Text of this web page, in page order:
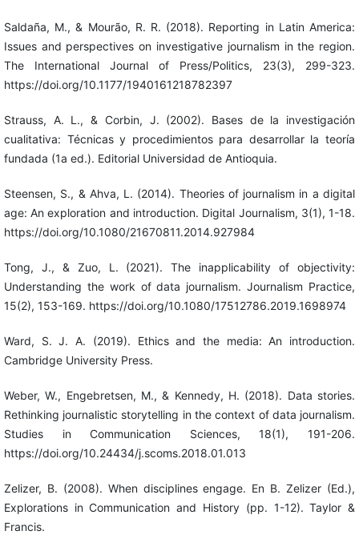
Saldaña, M., & Mourão, R. R. (2018). Reporting in Latin America:
Issues and perspectives on investigative journalism in the region.
The International Journal of Press/Politics, 23(3), 299-323.
https://doi.org/10.1177/1940161218782397
Strauss, A. L., & Corbin, J. (2002). Bases de la investigación
cualitativa: Técnicas y procedimientos para desarrollar la teoría
fundada (1a ed.). Editorial Universidad de Antioquia.
Steensen, S., & Ahva, L. (2014). Theories of journalism in a digital
age: An exploration and introduction. Digital Journalism, 3(1), 1-18.
https://doi.org/10.1080/21670811.2014.927984
Tong, J., & Zuo, L. (2021). The inapplicability of objectivity:
Understanding the work of data journalism. Journalism Practice,
15(2), 153-169. https://doi.org/10.1080/17512786.2019.1698974
Ward, S. J. A. (2019). Ethics and the media: An introduction.
Cambridge University Press.
Weber, W., Engebretsen, M., & Kennedy, H. (2018). Data stories.
Rethinking journalistic storytelling in the context of data journalism.
Studies in Communication Sciences, 18(1), 191-206.
https://doi.org/10.24434/j.scoms.2018.01.013
Zelizer, B. (2008). When disciplines engage. En B. Zelizer (Ed.),
Explorations in Communication and History (pp. 1-12). Taylor &
Francis.